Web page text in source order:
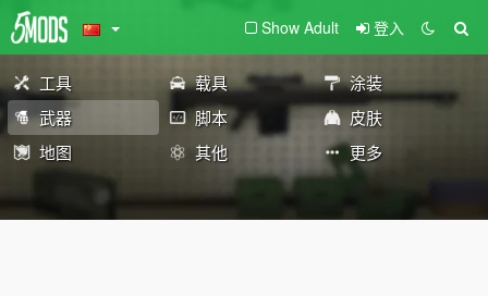
Show Adult 登入
工具 载具
涂装
武器
脚本
皮肤
地图
其他 更多